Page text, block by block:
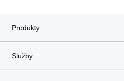
Produkty
Služby